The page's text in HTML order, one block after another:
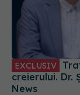
EXCLUSIV
creierului. Dr.
News